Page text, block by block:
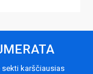
sekti karščiausias